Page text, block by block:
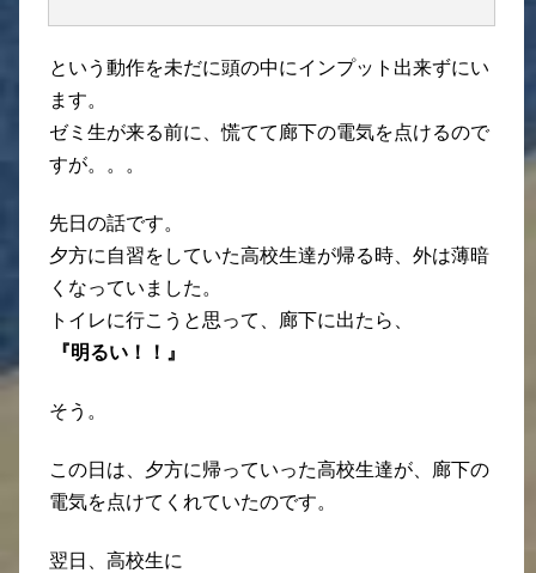
という動作を未だに頭の中にインプット出来ずにい
ます。
ゼミ生が来る前に、慌てて廊下の電気を点けるので
すが。。。
先日の話です。
夕方に自習をしていた高校生達が帰る時、外は薄暗
くなっていました。
トイレに行こうと思って、廊下に出たら、
『明るい！！』
そう。
この日は、夕方に帰っていった高校生達が、廊下の
電気を点けてくれていたのです。
翌日、高校生に